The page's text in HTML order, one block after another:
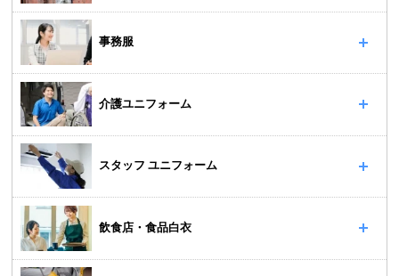
事務服
介護ユニフォーム
スタッフ ユニフォーム
飲食店・食品白衣